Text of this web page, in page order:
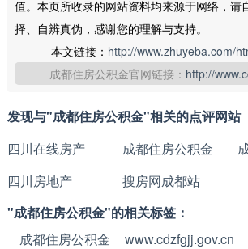
值。本页所收录的网站资料均来源于网络，请
择、自辨真伪，感谢您的理解与支持。
本文链接： http://www.zhuyeba.com/
成都住房公积金官网链接： http://
发现与"成都住房公积金"相关的点评网站
四川在线房产
成都住房公积金
四川房地产
搜房网成都站
"成都住房公积金"的相关标签：
成都住房公积金
www.cdzfgjj.gov.cn